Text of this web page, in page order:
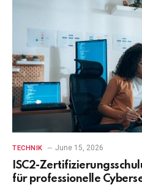
TECHNIK June 15, 2026
ISC2-
für professionelle